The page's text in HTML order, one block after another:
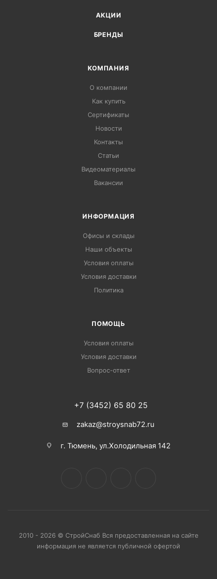
АКЦИИ
БРЕНДЫ
КОМПАНИЯ
О компании
Как купить
Сертификаты
Новости
Контакты
Статьи
Видеоматериалы
Вакансии
ИНФОРМАЦИЯ
Офисы и склады
Наши объекты
Условия оплаты
Условия доставки
Политика
ПОМОЩЬ
Условия оплаты
Условия доставки
Вопрос-ответ
+7 (3452) 65 80 25
zakaz@stroysnab72.ru
г. Тюмень, ул.Холодильная 142
2010 - 2026 © СтройСнаб Вся предоставленная на сайте
информация не является публичной офертой